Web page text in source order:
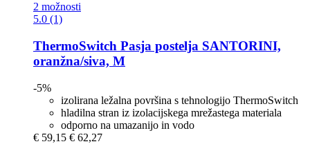
2 možnosti
5.0 (1)
ThermoSwitch Pasja postelja SANTORINI,
oranžna/siva, M
-5%
izolirana ležalna površina s tehnologijo ThermoSwitch
hladilna stran iz izolacijskega mrežastega materiala
odporno na umazanijo in vodo
€ 59,15 € 62,27